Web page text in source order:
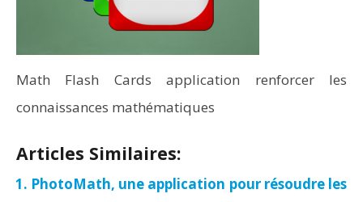
Math Flash Cards application renforcer les
connaissances mathématiques
Articles Similaires:
PhotoMath, une application pour résoudre les